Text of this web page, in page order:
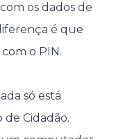
os dados de
é que
o PIN.
só está
Cidadão.